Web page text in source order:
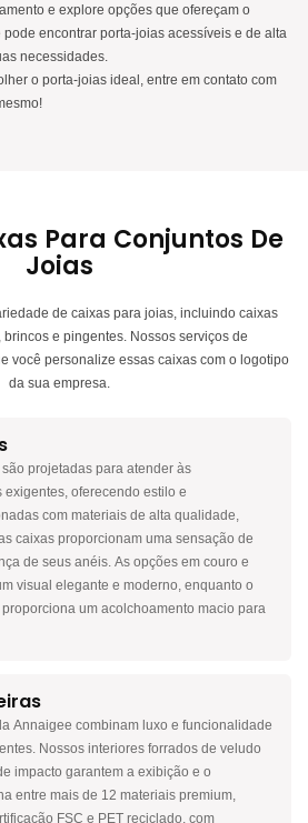
e explore opções que ofereçam o
encontrar porta-joias acessíveis e de alta
necessidades.
o porta-joias ideal, entre em contato com
Para Conjuntos De
Joias
de caixas para joias, incluindo caixas
e pingentes. Nossos serviços de
você personalize essas caixas com o logotipo
da sua empresa.
projetadas para atender às
oferecendo estilo e
com materiais de alta qualidade,
caixas proporcionam uma sensação de
de seus anéis. As opções em couro e
visual elegante e moderno, enquanto o
um acolchoamento macio para
Annaigee combinam luxo e funcionalidade
Nossos interiores forrados de veludo
impacto garantem a exibição e o
entre mais de 12 materiais premium,
FSC e PET reciclado, com